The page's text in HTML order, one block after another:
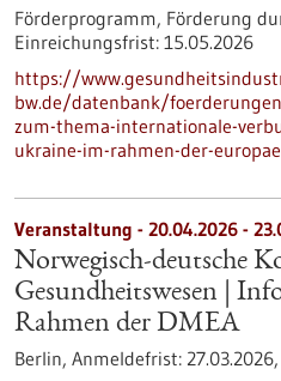
Förderprogramm, Förderung
Einreichungsfrist: 15.05.2026
https://
bw.de/datenbank/
zum-thema-internationale-
ukraine-im-rahmen-der-
Veranstaltung - 20.04.2026 -
Norwegisch-deutsche
Gesundheitswesen |
Rahmen der DMEA
Berlin, Anmeldefrist: 27.03.2026,